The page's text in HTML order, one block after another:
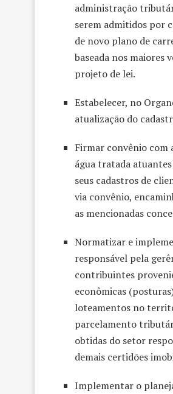
administração
serem admitidos por
de novo plano de
baseada nos maiores
projeto de lei.
Estabelecer, no
atualização do
Firmar convênio com
água tratada
seus cadastros de
via convênio,
as mencionadas
Normatizar e
responsável pela
contribuintes
econômicas
loteamentos no
parcelamento
obtidas do setor
demais certidões
Implementar o